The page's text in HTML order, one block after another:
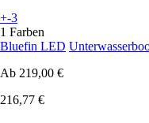
+-3
1 Farben
Bluefin LED
Ab 219,00 €
216,77 €